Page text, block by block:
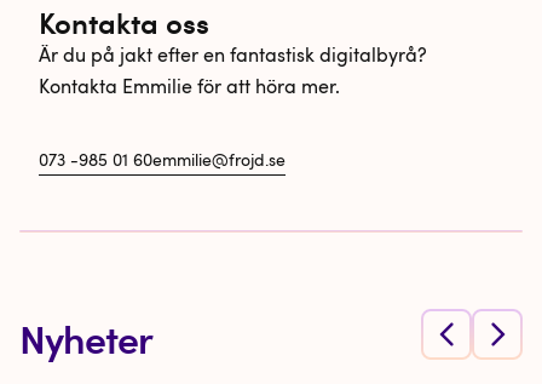
Kontakta oss
Är du på jakt efter en fantastisk digitalbyrå?
Kontakta Emmilie för att höra mer.
073 -985 01 60emmilie@frojd.se
Nyheter